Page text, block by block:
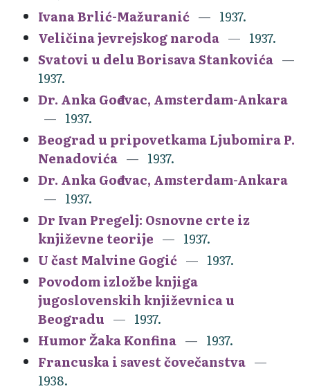
Ivana Brlić-Mažuranić
1937.
Veličina jevrejskog naroda
1937.
Svatovi u delu Borisava Stankovića
1937.
Dr. Anka Gođevac, Amsterdam-Ankara
1937.
Beograd u pripovetkama Ljubomira P.
Nenadovića
1937.
Dr. Anka Gođevac, Amsterdam-Ankara
1937.
Dr Ivan Pregelj: Osnovne crte iz
književne teorije
1937.
U čast Malvine Gogić
1937.
Povodom izložbe knjiga
jugoslovenskih književnica u
Beogradu
1937.
Humor Žaka Konfina
1937.
Francuska i savest čovečanstva
1938.